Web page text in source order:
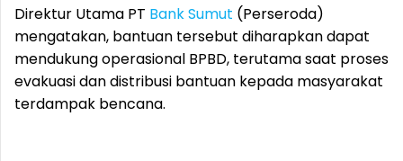
Direktur Utama PT Bank Sumut (Perseroda)
mengatakan, bantuan tersebut diharapkan dapat
mendukung operasional BPBD, terutama saat proses
evakuasi dan distribusi bantuan kepada masyarakat
terdampak bencana.